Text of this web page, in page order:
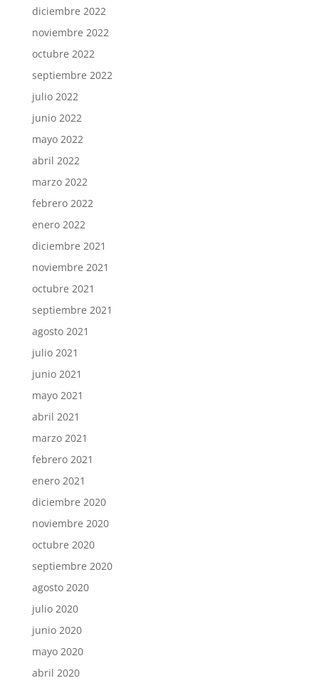
diciembre 2022
noviembre 2022
octubre 2022
septiembre 2022
julio 2022
junio 2022
mayo 2022
abril 2022
marzo 2022
febrero 2022
enero 2022
diciembre 2021
noviembre 2021
octubre 2021
septiembre 2021
agosto 2021
julio 2021
junio 2021
mayo 2021
abril 2021
marzo 2021
febrero 2021
enero 2021
diciembre 2020
noviembre 2020
octubre 2020
septiembre 2020
agosto 2020
julio 2020
junio 2020
mayo 2020
abril 2020